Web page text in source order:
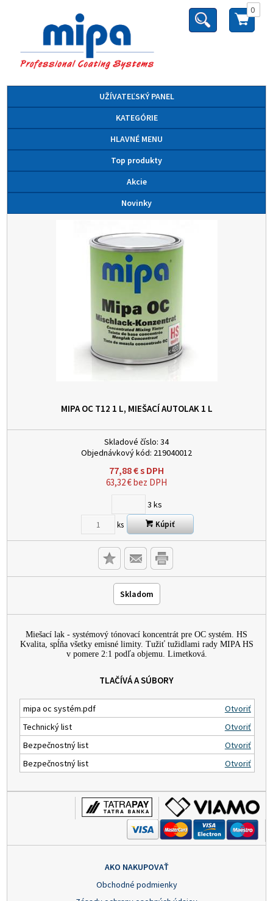
0
UŽÍVATEĽSKÝ PANEL
KATEGÓRIE
HLAVNÉ MENU
Top produkty
Akcie
Novinky
MIPA OC T12 1 L, MIEŠACÍ AUTOLAK 1 L
Skladové číslo: 34
Objednávkový kód: 219040012
77,88€s DPH
63,32€bez DPH
3 ks
ks Kúpiť
Skladom
Miešací lak - systémový tónovací koncentrát pre OC systém. HS
Kvalita, spĺňa všetky emisné limity. Tužiť tužidlami rady MIPA HS
v pomere 2:1 podľa objemu. Limetková.
TLAČÍVÁ A SÚBORY
mipa oc systém.pdf
Otvoriť
Technický list
Otvoriť
Bezpečnostný list
Otvoriť
Bezpečnostný list
Otvoriť
AKO NAKUPOVAŤ
Obchodné podmienky